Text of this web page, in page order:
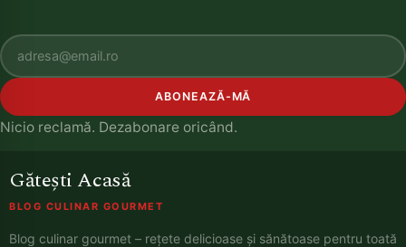
ABONEAZĂ-MĂ
Nicio reclamă. Dezabonare oricând.
Gătești Acasă
BLOG CULINAR GOURMET
Blog culinar gourmet – rețete delicioase și sănătoase pentru toată